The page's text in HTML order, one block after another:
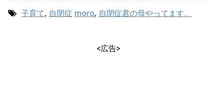
子育て, 自閉症 moro, 自閉症君の母やってます。
<広告>